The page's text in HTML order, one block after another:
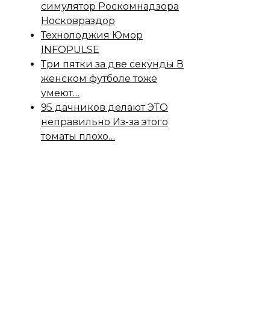
симулятор Роскомнадзора
Носковраздор
Технолоджия Юмор
INFOPULSE
Три пятки за две секунды В
женском футболе тоже
умеют…
95 дачников делают ЭТО
неправильно Из-за этого
томаты плохо…